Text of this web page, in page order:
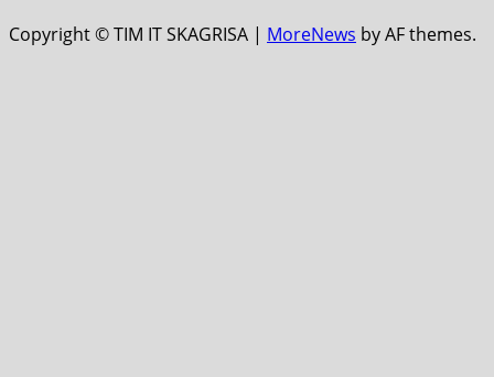
Copyright © TIM IT SKAGRISA | MoreNews by AF themes.